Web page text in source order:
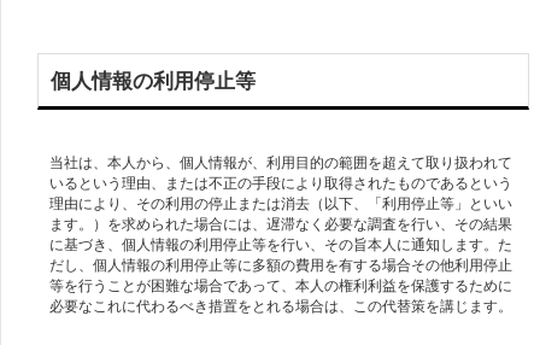
個人情報の利用停止等
当社は、本人から、個人情報が、利用目的の範囲を超えて取り扱われて
いるという理由、または不正の手段により取得されたものであるという
理由により、その利用の停止または消去（以下、「利用停止等」といい
ます。）を求められた場合には、遅滞なく必要な調査を行い、その結果
に基づき、個人情報の利用停止等を行い、その旨本人に通知します。た
だし、個人情報の利用停止等に多額の費用を有する場合その他利用停止
等を行うことが困難な場合であって、本人の権利利益を保護するために
必要なこれに代わるべき措置をとれる場合は、この代替策を講じます。